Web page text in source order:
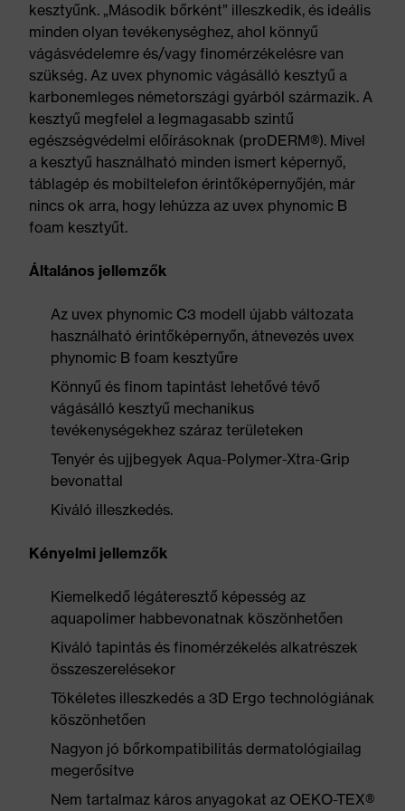
kesztyűnk. „Második bőrként” illeszkedik, és ideális
minden olyan tevékenységhez, ahol könnyű
vágásvédelemre és/vagy finomérzékelésre van
szükség. Az uvex phynomic vágásálló kesztyű a
karbonemleges németországi gyárból származik. A
kesztyű megfelel a legmagasabb szintű
egészségvédelmi előírásoknak (proDERM®). Mivel
a kesztyű használható minden ismert képernyő,
táblagép és mobiltelefon érintőképernyőjén, már
nincs ok arra, hogy lehúzza az uvex phynomic B
foam kesztyűt.
Általános jellemzők
Az uvex phynomic C3 modell újabb változata
használható érintőképernyőn, átnevezés uvex
phynomic B foam kesztyűre
Könnyű és finom tapintást lehetővé tévő
vágásálló kesztyű mechanikus
tevékenységekhez száraz területeken
Tenyér és ujjbegyek Aqua-Polymer-Xtra-Grip
bevonattal
Kiváló illeszkedés.
Kényelmi jellemzők
Kiemelkedő légáteresztő képesség az
aquapolimer habbevonatnak köszönhetően
Kiváló tapintás és finomérzékelés alkatrészek
összeszerelésekor
Tökéletes illeszkedés a 3D Ergo technológiának
köszönhetően
Nagyon jó bőrkompatibilitás dermatológiailag
megerősítve
Nem tartalmaz káros anyagokat az OEKO-TEX®